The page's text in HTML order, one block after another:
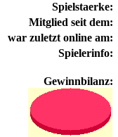
Spielstaerke:
Mitglied seit dem:
war zuletzt online am:
Spielerinfo:
Gewinnbilanz: